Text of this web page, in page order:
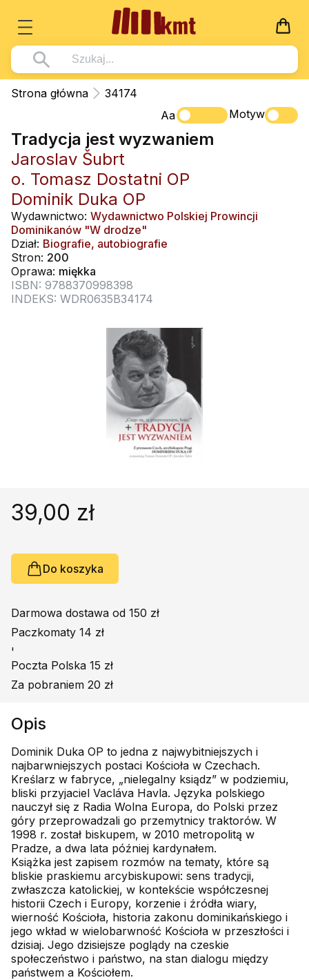
Książki
Wszystko z kategorii - Książki
Pismo Święte
Kościół Katolicki
Duszpasterstwo
Teologia
Życie chrześcijańskie
Duchowość
Literatura piękna
Książki obcojęzyczne
Poradniki, leksykony...
Wszystko z kategorii - Multimedia
DVD
CD-ROM
Muzyka
Rekolekcje i inne na CD
Śpiew i modlitwa
Muzyka klasyczna
Dla Dzieci
Wszystko z kategorii - Dla Dzieci
Literatura (D)
Płyty, DVD (D)
Podręczniki i pomoce dydaktyczne
Podręczniki
Wszystko z kategorii - Podręczniki
Podręczniki i pomoce dydaktyczne
Zabawa i Nauka
Nowości
Zaloguj się
Strona główna
34174
Aa
Motyw
Tradycja jest wyzwaniem
Jaroslav Šubrt
o. Tomasz Dostatni OP
Dominik Duka OP
Wydawnictwo: Wydawnictwo Polskiej Prowincji
Dominikanów "W drodze"
Dział: Biografie, autobiografie
Stron: 200
Oprawa: miękka
ISBN: 9788370998398
INDEKS: WDR0635B34174
39,00 zł
Do koszyka
Darmowa dostawa od 150 zł
Paczkomaty 14 zł
'
Poczta Polska 15 zł
Za pobraniem 20 zł
Opis
Dominik Duka OP to jedna z najwybitniejszych i
najbarwniejszych postaci Kościoła w Czechach.
Kreślarz w fabryce, „nielegalny ksiądz” w podziemiu,
bliski przyjaciel Vacláva Havla. Języka polskiego
nauczył się z Radia Wolna Europa, do Polski przez
góry przeprowadzali go przemytnicy traktorów. W
1998 r. został biskupem, w 2010 metropolitą w
Pradze, a dwa lata później kardynałem.
Książka jest zapisem rozmów na tematy, które są
bliskie praskiemu arcybiskupowi: sens tradycji,
zwłaszcza katolickiej, w kontekście współczesnej
historii Czech i Europy, korzenie i źródła wiary,
wierność Kościoła, historia zakonu dominikańskiego i
jego wkład w wielobarwność Kościoła w przeszłości i
dzisiaj. Jego dzisiejsze poglądy na czeskie
społeczeństwo i państwo, na stan dialogu między
państwem a Kościołem.